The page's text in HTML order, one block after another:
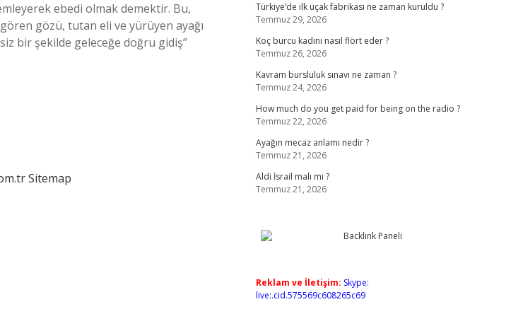
ebedi olmak demektir. Bu,
gözü, tutan eli ve yürüyen ayağı
bir şekilde geleceğe doğru gidiş”
Sitemap
Türkiye’de ilk uçak fabrikası ne zaman kuruldu ?
Temmuz 29, 2026
Koç burcu kadını nasıl flört eder ?
Temmuz 26, 2026
Kavram bursluluk sınavı ne zaman ?
Temmuz 24, 2026
How much do you get paid for being on the radio ?
Temmuz 22, 2026
Ayağın mecaz anlamı nedir ?
Temmuz 21, 2026
Aldi İsrail malı mı ?
Temmuz 21, 2026
Reklam ve İletişim: Skype:
live:.cid.575569c608265c69